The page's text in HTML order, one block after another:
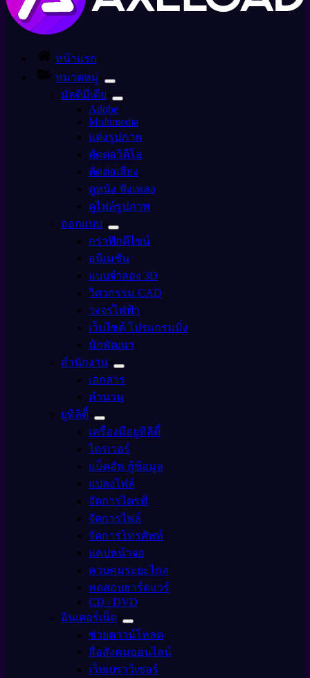
หน้าแรก
หมวดหมู่
มัลติมีเดีย
Adobe
Multimedia
แต่งรูปภาพ
ตัดต่อวิดีโอ
ตัดต่อเสียง
ดูหนัง ฟังเพลง
ดูไฟล์รูปภาพ
ออกแบบ
กราฟิกดีไซน์
อนิเมชัน
แบบจำลอง 3D
วิศวกรรม CAD
วงจรไฟฟ้า
เว็บไซต์ โปรแกรมมิ่ง
นักพัฒนา
สำนักงาน
เอกสาร
คำนวน
ยูทิลิตี้
เครื่องมือยูทิลิตี้
ไดรเวอร์
แบ็คอัพ กู้ข้อมูล
แปลงไฟล์
จัดการไดรฟ์
จัดการไฟล์
จัดการโทรศัพท์
แคปหน้าจอ
ควบคุมระยะไกล
ทดสอบฮาร์ดแวร์
CD / DVD
อินเตอร์เน็ต
ช่วยดาวน์โหลด
สื่อสังคมออนไลน์
เว็บเบราว์เซอร์